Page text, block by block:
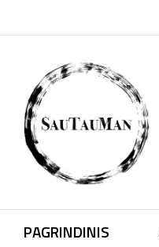
to
PAGRINDINIS